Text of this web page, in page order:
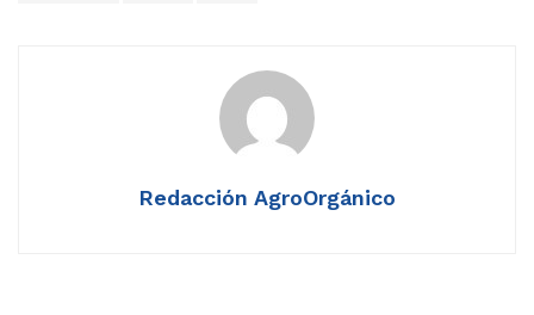
Redacción AgroOrgánico